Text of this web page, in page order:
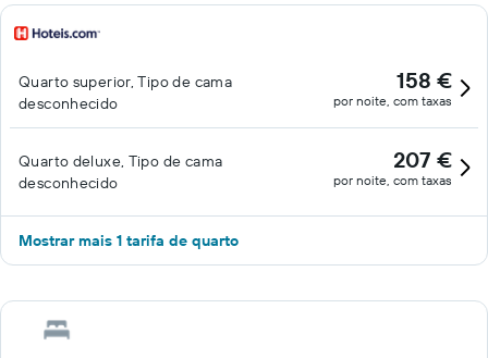
Quarto superior, Tipo de cama
desconhecido
158 €
por noite, com taxas
Quarto deluxe, Tipo de cama
desconhecido
207 €
por noite, com taxas
Mostrar mais 1 tarifa de quarto